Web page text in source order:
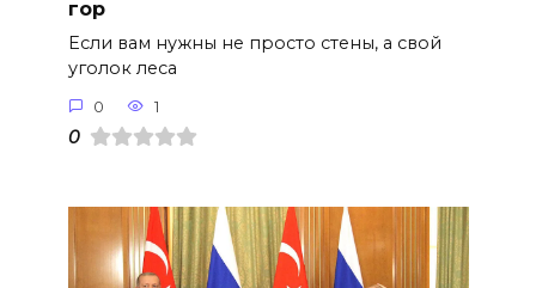
гор
Если вам нужны не просто стены, а свой
уголок леса
0 1
0